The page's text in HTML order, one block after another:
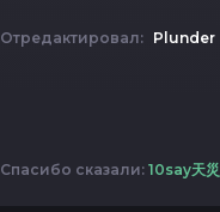
Отредактировал: Plunder
Спасибо сказали: 10say天災